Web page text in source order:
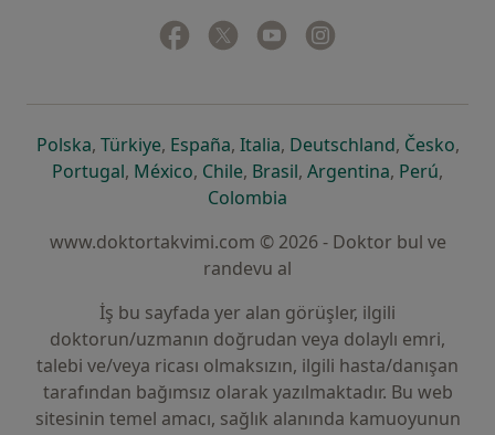
Facebook
yeni bir sekmede açılır
Twitter
yeni bir sekmede açılır
Youtube
yeni bir sekmede açılır
Polskayeni bir sekmede açılır
, Türkiyeyeni bir sekmede açılır
, Españayeni bir sekmede açılır
, Italiayeni bir sekmede açılır
, Deutschlandyeni bir
, Českoyeni
,
Portugalyeni bir sekmede açılır
, Méxicoyeni bir sekmede açılır
, Chileyeni bir sekmede açılır
, Brasilyeni bir sekmede açılır
, Argentinayeni bir
, Perúyeni
,
Colombia
www.doktortakvimi.com © 2026 - Doktor bul ve
randevu al
İş bu sayfada yer alan görüşler, ilgili
doktorun/uzmanın doğrudan veya dolaylı emri,
talebi ve/veya ricası olmaksızın, ilgili hasta/danışan
tarafından bağımsız olarak yazılmaktadır. Bu web
sitesinin temel amacı, sağlık alanında kamuoyunun